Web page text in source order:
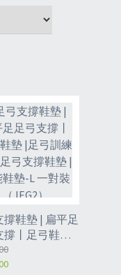
撐鞋墊 | 扁平足
撐丨足弓鞋墊 |
器丨足弓支
| 功能鞋墊-L 一